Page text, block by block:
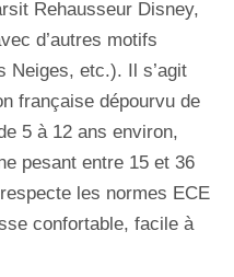
Rehausseur Disney,
d’autres motifs
Neiges, etc.). Il s’agit
française dépourvu de
5 à 12 ans environ,
pesant entre 15 et 36
les normes ECE
confortable, facile à